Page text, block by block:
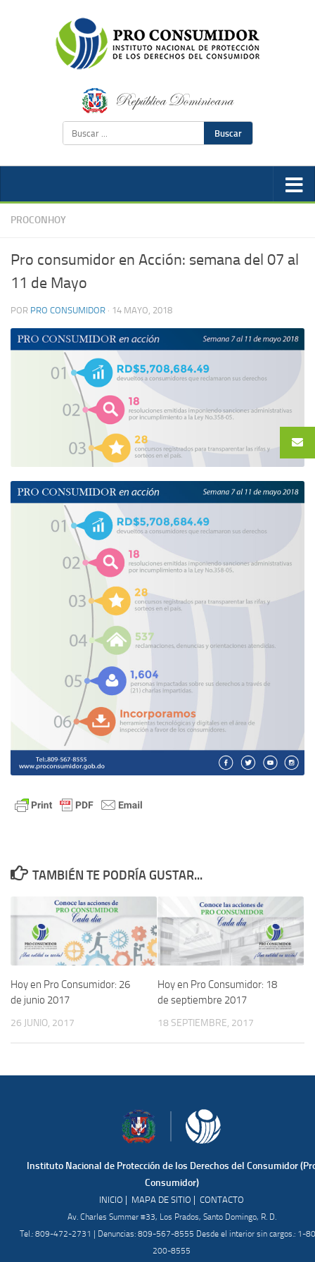
Buscar
PROCONHOY
Pro consumidor en Acción: semana del 07 al
11 de Mayo
POR PRO CONSUMIDOR · 14 MAYO, 2018
TAMBIÉN TE PODRÍA GUSTAR...
Hoy en Pro Consumidor: 26
de junio 2017
26 JUNIO, 2017
Hoy en Pro Consumidor: 18
de septiembre 2017
18 SEPTIEMBRE, 2017
Instituto Nacional de Protección de los Derechos del Consumidor
Consumidor)
INICIO | MAPA DE SITIO | CONTACTO
Av. Charles Summer #33, Los Prados, Santo Domingo, R. D.
Tel.: 809-472-2731 | Denuncias: 809-567-8555 Desde el interior sin cargos.: 1-
200-8555